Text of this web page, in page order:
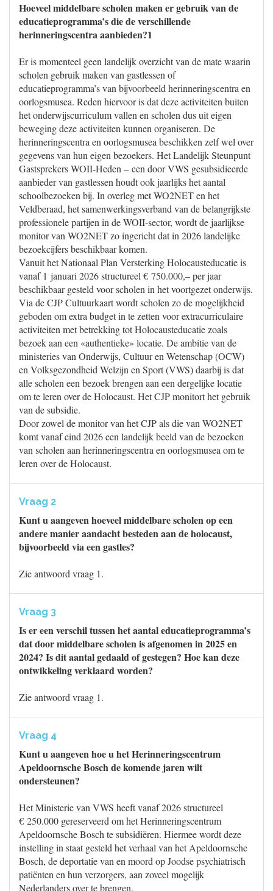
Hoeveel middelbare scholen maken er gebruik van de
educatieprogramma’s die de verschillende
herinneringscentra aanbieden?1
Er is momenteel geen landelijk overzicht van de mate waarin
scholen gebruik maken van gastlessen of
educatieprogramma’s van bijvoorbeeld herinneringscentra en
oorlogsmusea. Reden hiervoor is dat deze activiteiten buiten
het onderwijscurriculum vallen en scholen dus uit eigen
beweging deze activiteiten kunnen organiseren. De
herinneringscentra en oorlogsmusea beschikken zelf wel over
gegevens van hun eigen bezoekers. Het Landelijk Steunpunt
Gastsprekers WOII-Heden – een door VWS gesubsidieerde
aanbieder van gastlessen houdt ook jaarlijks het aantal
schoolbezoeken bij. In overleg met WO2NET en het
Veldberaad, het samenwerkingsverband van de belangrijkste
professionele partijen in de WOII-sector, wordt de jaarlijkse
monitor van WO2NET zo ingericht dat in 2026 landelijke
bezoekcijfers beschikbaar komen.
Vanuit het Nationaal Plan Versterking Holocausteducatie is
vanaf 1 januari 2026 structureel € 750.000,– per jaar
beschikbaar gesteld voor scholen in het voortgezet onderwijs.
Via de CJP Cultuurkaart wordt scholen zo de mogelijkheid
geboden om extra budget in te zetten voor extracurriculaire
activiteiten met betrekking tot Holocausteducatie zoals
bezoek aan een «authentieke» locatie. De ambitie van de
ministeries van Onderwijs, Cultuur en Wetenschap (OCW)
en Volksgezondheid Welzijn en Sport (VWS) daarbij is dat
alle scholen een bezoek brengen aan een dergelijke locatie
om te leren over de Holocaust. Het CJP monitort het gebruik
van de subsidie.
Door zowel de monitor van het CJP als die van WO2NET
komt vanaf eind 2026 een landelijk beeld van de bezoeken
van scholen aan herinneringscentra en oorlogsmusea om te
leren over de Holocaust.
Vraag 2
Kunt u aangeven hoeveel middelbare scholen op een
andere manier aandacht besteden aan de holocaust,
bijvoorbeeld via een gastles?
Zie antwoord vraag 1.
Vraag 3
Is er een verschil tussen het aantal educatieprogramma’s
dat door middelbare scholen is afgenomen in 2025 en
2024? Is dit aantal gedaald of gestegen? Hoe kan deze
ontwikkeling verklaard worden?
Zie antwoord vraag 1.
Vraag 4
Kunt u aangeven hoe u het Herinneringscentrum
Apeldoornsche Bosch de komende jaren wilt
ondersteunen?
Het Ministerie van VWS heeft vanaf 2026 structureel
€ 250.000 gereserveerd om het Herinneringscentrum
Apeldoornsche Bosch te subsidiëren. Hiermee wordt deze
instelling in staat gesteld het verhaal van het Apeldoornsche
Bosch, de deportatie van en moord op Joodse psychiatrisch
patiënten en hun verzorgers, aan zoveel mogelijk
Nederlanders over te brengen.